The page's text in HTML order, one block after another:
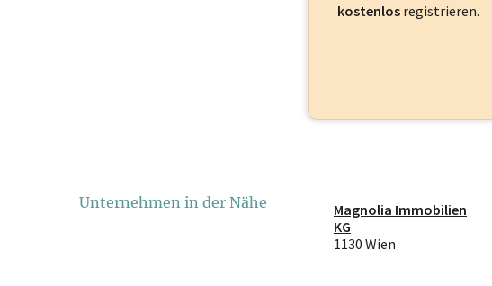
kostenlos registrieren.
Unternehmen in der Nähe
Magnolia Immobilien
KG
1130 Wien